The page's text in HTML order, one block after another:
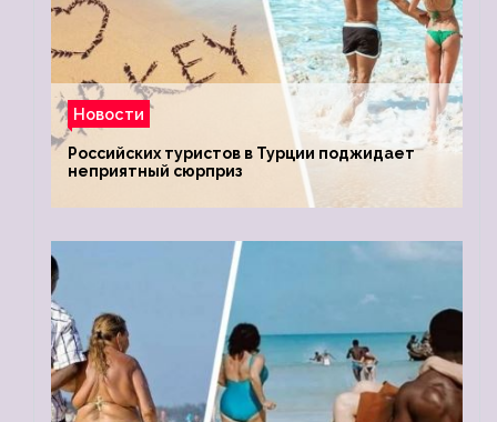
Новости
Российских туристов в Турции поджидает
неприятный сюрприз